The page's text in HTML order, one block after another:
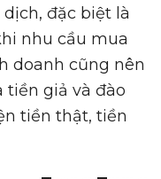
đặc biệt là
nhu cầu mua
doanh cũng nên
tiền giả và đào
tiền thật, tiền